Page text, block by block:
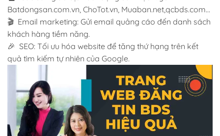
Batdongsan.com.vn, ChoTot.vn, Muaban.net,qcbds.com…
🎬 Email marketing: Gửi email quảng cáo đến danh sách
khách hàng tiềm năng.
🎉 SEO: Tối ưu hóa website để tăng thứ hạng trên kết
quả tìm kiếm tự nhiên của Google.